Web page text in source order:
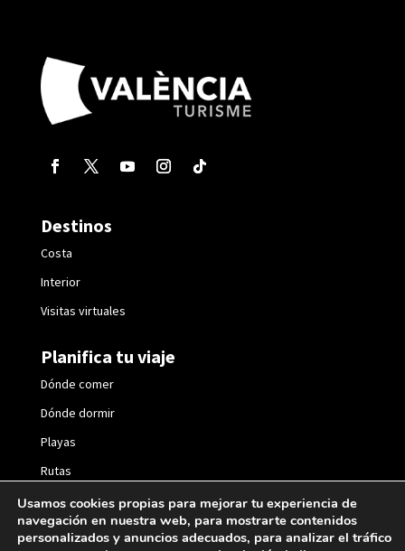
Destinos
Costa
Interior
Visitas virtuales
Planifica tu viaje
Dónde comer
Dónde dormir
Playas
Rutas
Fiestas
Usamos cookies propias para mejorar tu experiencia de
navegación en nuestra web, para mostrarte contenidos
personalizados y anuncios adecuados, para analizar el tráfico